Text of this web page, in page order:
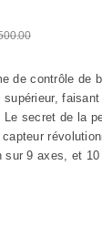
de contrôle de
supérieur,
secret de la
sur 9 axes, et